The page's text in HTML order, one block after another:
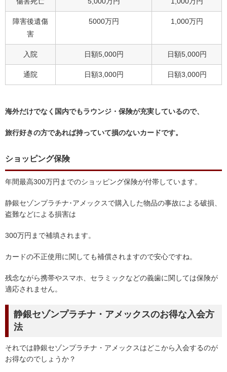
障害後遺傷
害
5000万円 1,000万円
入院 日額5,000円 日額5,000円
通院 日額3,000円 日額3,000円
海外だけでなく国内でもラウンジ・保険が充実しているので、
旅行好きの方であれば持っていて損のないカードです。
ショッピング保険
年間最高300万円までのショッピング保険が付帯しています。
静銀セゾンプラチナ･アメックスで購入した物品の事故による破損、
盗難などによる損害は
300万円まで補填されます。
カードの不正使用に関しても補償されますので安心ですね。
残念ながら携帯やスマホ、セラミックなどの義歯に関しては保険が
適応されません。
静銀セゾンプラチナ・アメックスのお得な入会方
法
それでは静銀セゾンプラチナ・アメックスはどこから入会するのが
お得なのでしょうか？